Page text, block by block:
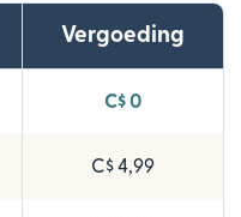
Vergoeding
C$ 0
C$ 4,99